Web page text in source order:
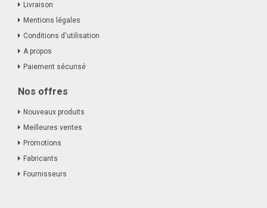
Livraison
Mentions légales
Conditions d'utilisation
A propos
Paiement sécurisé
Nos offres
Nouveaux produits
Meilleures ventes
Promotions
Fabricants
Fournisseurs